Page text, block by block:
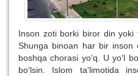
Inson zoti borki biror din yoki
Shunga binoan har bir inson
boshqa chorasi yo‘q. U yo‘l
bo‘lsin. Islom ta'limotida